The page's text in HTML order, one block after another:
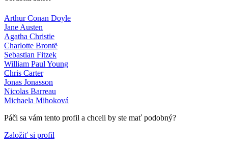
Arthur Conan Doyle
Jane Austen
Agatha Christie
Charlotte Brontë
Sebastian Fitzek
William Paul Young
Chris Carter
Jonas Jonasson
Nicolas Barreau
Michaela Mihoková
Páči sa vám tento profil a chceli by ste mať podobný?
Založiť si profil